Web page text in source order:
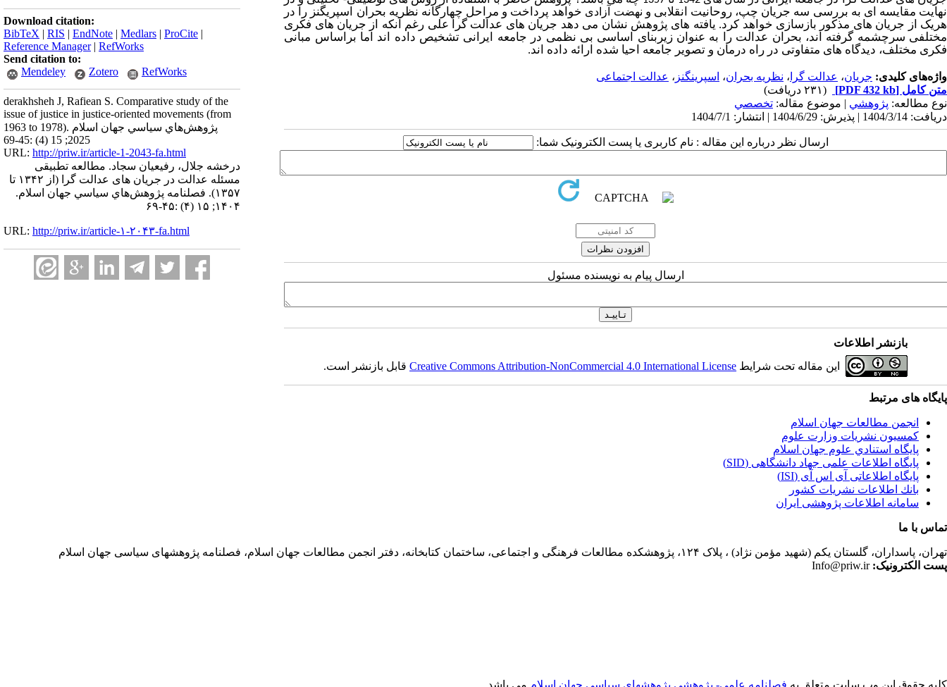
Download citation:
BibTeX | RIS | EndNote | Medlars | ProCite |
Reference Manager| RefWorks
Send citation to:
Mendeley
Zotero RefWorks
derakhsheh J, Rafiean S. Comparative study of the
issue of justice in justice-oriented movements (from
1963 to 1978). پژوهش‌هاي سياسي جهان اسلام
2025; 15 (4) :45-69
URL: http://priw.ir/article-1-2043-fa.html
درخشه جلال، رفیعیان سجاد. مطالعه تطبیقی
مسئله عدالت در جریان های عدالت گرا (از ۱۳۴۲ تا
۱۳۵۷). فصلنامه پژوهش‌هاي سياسي جهان اسلام.
۱۴۰۴; ۱۵ (۴) :۴۵-۶۹
URL: http://priw.ir/article-۱-۲۰۴۳-fa.html
نهایت مقایسه ای به بررسی سه جریان چپ، روحانیت انقلابی و نهضت آزادی خواهد پرداخت و مراحل چهارگانه نظریه بحران اسپریگنز را در
هریک از جریان های مذکور بازسازی خواهد کرد. یافته های پژوهش نشان می دهد جریان های عدالت گرا علی رغم آنکه از جریان های فکری
مختلفی سرچشمه گرفته اند، بحران عدالت را به عنوان زیربنای اساسی بی نظمی در جامعه ایرانی تشخیص داده اند اما براساس مبانی
فکری مختلف، دیدگاه های متفاوتی در راه درمان و تصویر جامعه احیا شده ارائه داده اند.
واژه‌های کلیدی: جریان، عدالت گرا ، نظریه بحران، اسپرینگنز ، عدالت اجتماعی
متن کامل [PDF 432 kb]
(۲۳۱ دریافت)
نوع مطالعه: پژوهشي | موضوع مقاله: تخصصي
دریافت: 1404/3/14 | پذیرش: 1404/6/29 | انتشار: 1404/7/1
ارسال نظر درباره این مقاله : نام کاربری یا پست الکترونیک شما:
ارسال پیام به نویسنده مسئول
بازنشر اطلاعات
این مقاله تحت شرایط Creative Commons Attribution-NonCommercial 4.0 International Licenseقابل بازنشر است.
پایگاه های مرتبط
انجمن مطالعات جهان اسلام
کمسیون نشریات وزارت علوم
پايگاه استنادي علوم جهان اسلام
پایگاه اطلاعات علمی جهاد دانشگاهی (SID)
پایگاه اطلاعاتی آی اس آی (ISI)
بانك اطلاعات نشريات كشور
سامانه اطلاعات پژوهشی ایران
تماس با ما
تهران، پاسداران، گلستان یکم (شهید مؤمن نژاد) ، پلاک ۱۲۴، پژوهشکده مطالعات فرهنگی و اجتماعی، ساختمان کتابخانه، دفتر انجمن مطالعات جهان اسلام، فصلنامه پژوهشهای سیاسی جهان اسلام
پست الکترونیک:Info@priw.ir
کلیه حقوق این وب سایت متعلق به فصلنامه علمي- پژوهشي پژوهشهای سیاسی جهان اسلام می باشد.